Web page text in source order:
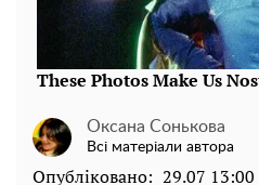
Оксана Сонькова
Всі матеріали автора
Опубліковано: 29.07 13:00